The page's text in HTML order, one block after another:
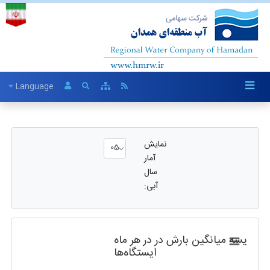
Language
نمایش
آمار
سال
آبی:
مقایسه میانگین بارش در ایستگاه‌ها
در هر ماه